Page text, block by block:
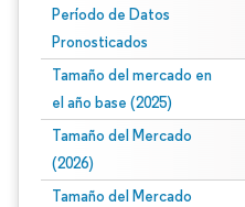
Período de Datos
Pronosticados
Tamaño del mercado en
el año base (2025)
Tamaño del Mercado
(2026)
Tamaño del Mercado